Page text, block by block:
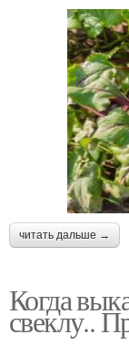
читать дальше →
Когда
свеклу..